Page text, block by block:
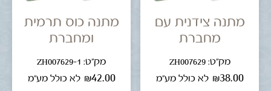
מתנה צידנית עם
מחברת
מק"ט: ZH007629
₪38.00 לא כולל מע"מ
מתנה כוס תרמית
ומחברת
מק"ט: ZH007629-1
₪42.00 לא כולל מע"מ